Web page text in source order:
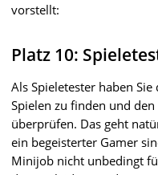
vorstellt:
Platz 10:
Als Spieletester haben
Spielen zu finden und
überprüfen. Das geht
ein begeisterter Gamer
Minijob nicht unbedingt